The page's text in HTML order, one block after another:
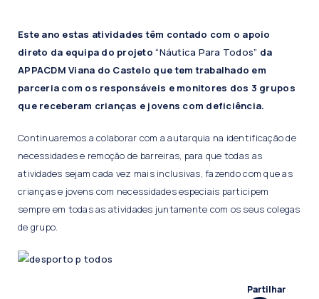
Este ano estas atividades têm contado com o apoio
direto da equipa do projeto“Náutica Para Todos” da
APPACDM Viana do Castelo que tem trabalhado em
parceria com os responsáveis e monitores dos 3 grupos
que receberam crianças e jovens com deficiência.
Continuaremos a colaborar com a autarquia na identificação de
necessidades e remoção de barreiras, para que todas as
atividades sejam cada vez mais inclusivas, fazendo com que as
crianças e jovens com necessidades especiais participem
sempre em todas as atividades juntamente com os seus colegas
de grupo.
Partilhar